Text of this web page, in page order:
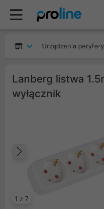
Urządzenia
Lanberg listwa
wyłącznik
1 z 7
Poprzedni